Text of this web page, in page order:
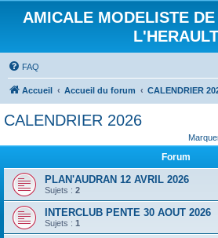
AMICALE MODELISTE
L'HERAULT
FAQ
Accueil Accueil du forum CALENDRIER
CALENDRIER 2026
Forum
PLAN'AUDRAN 12 AVRIL 2026
Sujets : 2
INTERCLUB PENTE 30 AOUT 2026
Sujets : 1